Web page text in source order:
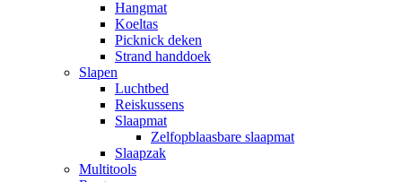
Hangmat
Koeltas
Picknick deken
Strand handdoek
Slapen
Luchtbed
Reiskussens
Slaapmat
Zelfopblaasbare slaapmat
Slaapzak
Multitools